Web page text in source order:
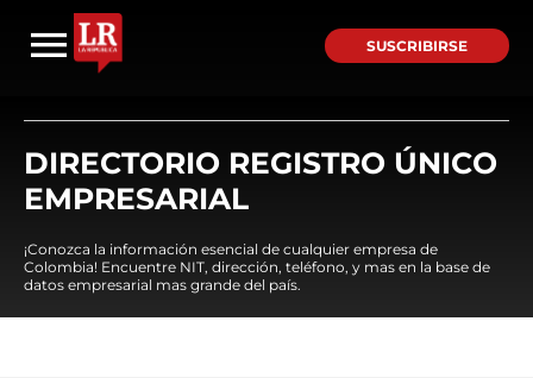
SUSCRIBIRSE
DIRECTORIO REGISTRO ÚNICO
EMPRESARIAL
¡Conozca la información esencial de cualquier empresa de
Colombia! Encuentre NIT, dirección, teléfono, y mas en la base de
datos empresarial mas grande del país.